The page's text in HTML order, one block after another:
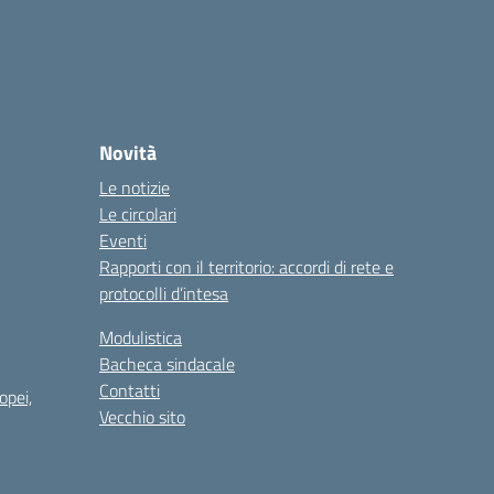
Novità
Le notizie
Le circolari
Eventi
Rapporti con il territorio: accordi di rete e
protocolli d’intesa
Modulistica
Bacheca sindacale
Contatti
Vecchio sito